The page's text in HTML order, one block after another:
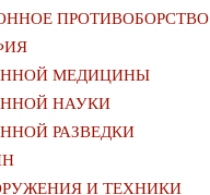
ПРОТИВОБОРСТВО
МЕДИЦИНЫ
НАУКИ
РАЗВЕДКИ
И ТЕХНИКИ